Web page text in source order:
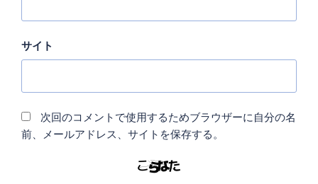
サイト
次回のコメントで使用するためブラウザーに自分の名
前、メールアドレス、サイトを保存する。